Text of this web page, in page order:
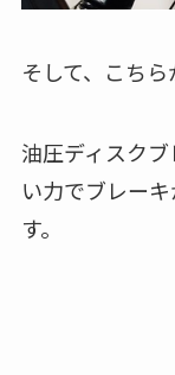
そして、こち
油圧ディスク
い力でブレー
す。